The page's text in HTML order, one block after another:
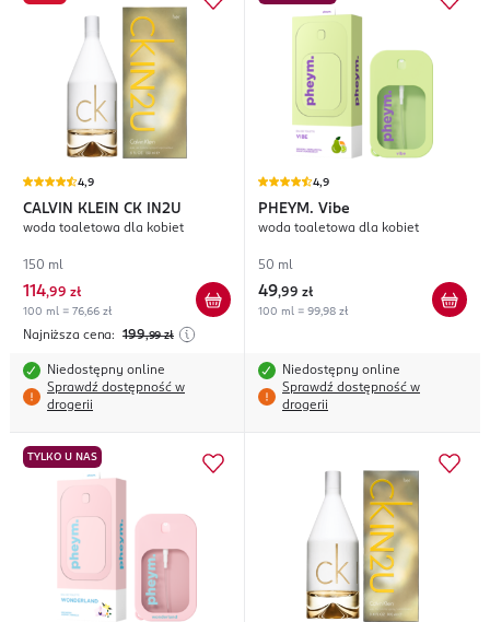
4,9
CALVIN KLEIN CK IN2U
woda toaletowa dla kobiet
150 ml
114,99 zł
100 ml = 76,66 zł
Najniższa cena: 199,99 zł
Niedostępny online
Sprawdź dostępność w
drogerii
4,9
PHEYM. Vibe
woda toaletowa dla kobiet
50 ml
49,99 zł
100 ml = 99,98 zł
Niedostępny online
Sprawdź dostępność w
drogerii
TYLKO U NAS